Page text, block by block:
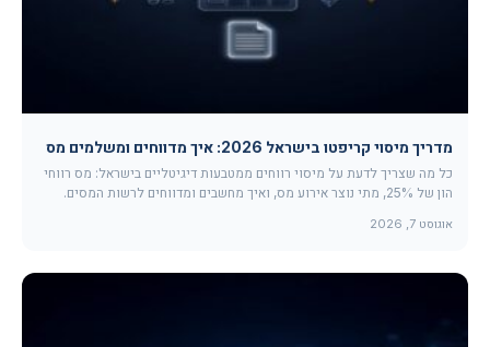
מדריך מיסוי קריפטו בישראל 2026: איך מדווחים ומשלמים מס
כל מה שצריך לדעת על מיסוי רווחים ממטבעות דיגיטליים בישראל: מס רווחי
הון של 25%, מתי נוצר אירוע מס, ואיך מחשבים ומדווחים לרשות המסים.
אוגוסט 7, 2026